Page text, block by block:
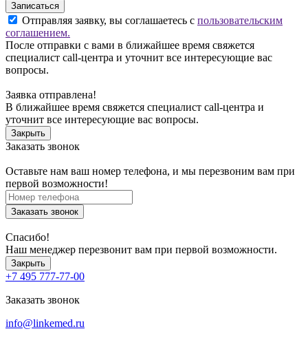
Записаться
Отправляя заявку, вы соглашаетесь с пользовательским
соглашением.
После отправки с вами в ближайшее время свяжется
специалист call-центра и уточнит все интересующие вас
вопросы.
Заявка отправлена!
В ближайшее время свяжется специалист call-центра и
уточнит все интересующие вас вопросы.
Закрыть
Заказать звонок
Оставьте нам ваш номер телефона, и мы перезвоним вам при
первой возможности!
Заказать звонок
Спасибо!
Наш менеджер перезвонит вам при первой возможности.
Закрыть
+7 495 777-77-00
Заказать звонок
info@linkemed.ru